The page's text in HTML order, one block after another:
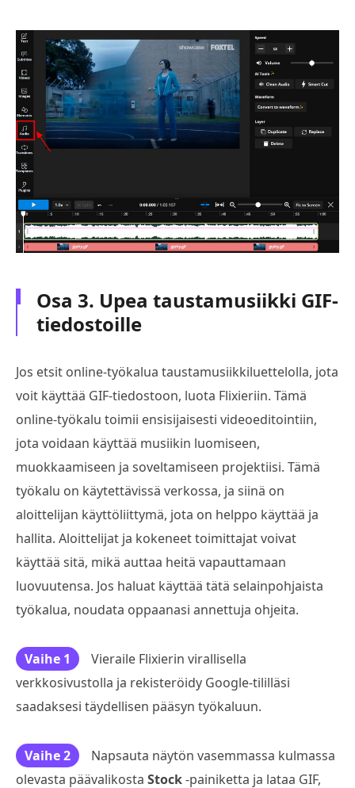
Osa 3. Upea taustamusiikki GIF-
tiedostoille
Jos etsit online-työkalua taustamusiikkiluettelolla, jota
voit käyttää GIF-tiedostoon, luota Flixieriin. Tämä
online-työkalu toimii ensisijaisesti videoeditointiin,
jota voidaan käyttää musiikin luomiseen,
muokkaamiseen ja soveltamiseen projektiisi. Tämä
työkalu on käytettävissä verkossa, ja siinä on
aloittelijan käyttöliittymä, jota on helppo käyttää ja
hallita. Aloittelijat ja kokeneet toimittajat voivat
käyttää sitä, mikä auttaa heitä vapauttamaan
luovuutensa. Jos haluat käyttää tätä selainpohjaista
työkalua, noudata oppaanasi annettuja ohjeita.
Vaihe 1
Vieraile Flixierin virallisella
verkkosivustolla ja rekisteröidy Google-tililläsi
saadaksesi täydellisen pääsyn työkaluun.
Vaihe 2
Napsauta näytön vasemmassa kulmassa
olevasta päävalikosta Stock-painiketta ja lataa GIF,